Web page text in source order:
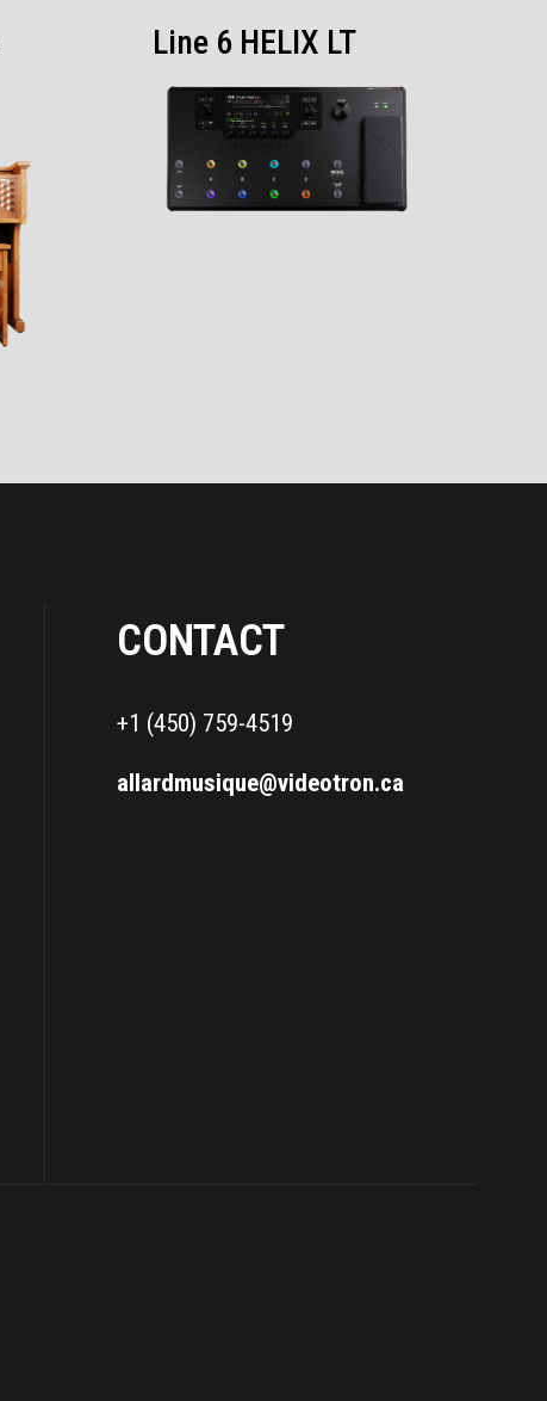
Line 6 HELIX LT
CONTACT
+1 (450) 759-4519
allardmusique@videotron.ca